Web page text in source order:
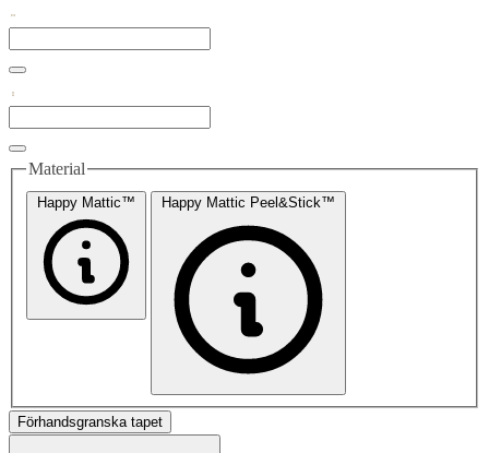
Material
Happy Mattic™ Happy Mattic Peel&Stick™
Förhandsgranska tapet